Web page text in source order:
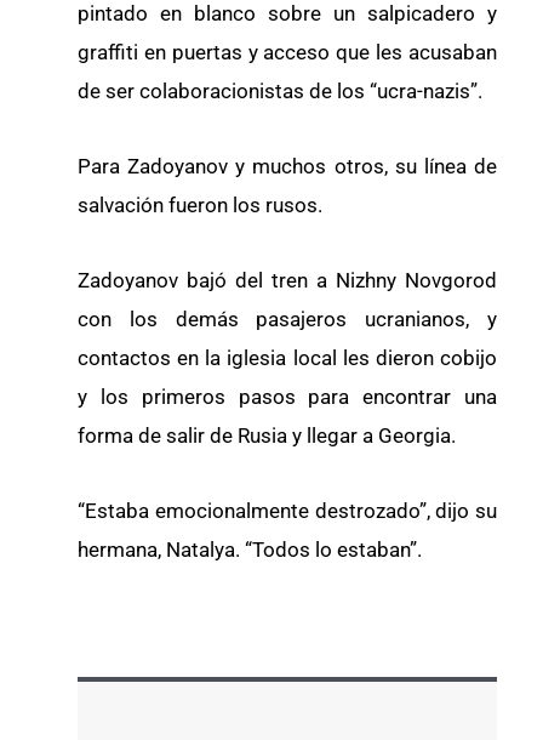
pintado en blanco sobre un salpicadero y
graffiti en puertas y acceso que les acusaban
de ser colaboracionistas de los “ucra-nazis”.
Para Zadoyanov y muchos otros, su línea de
salvación fueron los rusos.
Zadoyanov bajó del tren a Nizhny Novgorod
con los demás pasajeros ucranianos, y
contactos en la iglesia local les dieron cobijo
y los primeros pasos para encontrar una
forma de salir de Rusia y llegar a Georgia.
“Estaba emocionalmente destrozado”, dijo su
hermana, Natalya. “Todos lo estaban”.